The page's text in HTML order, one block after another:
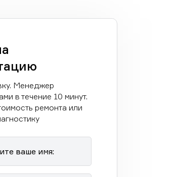
Менеджер
в течение 10 минут.
ремонта или